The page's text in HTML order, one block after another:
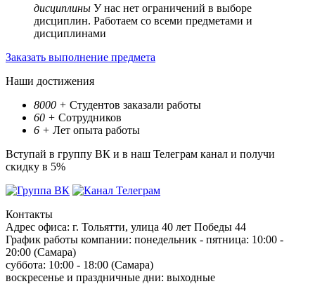
дисциплины У нас нет ограничений в выборе
дисциплин. Работаем со всеми предметами и
дисциплинами
Заказать выполнение предмета
Наши достижения
8000 + Студентов заказали работы
60 + Сотрудников
6 + Лет опыта работы
Вступай в группу ВК и в наш Телеграм канал и получи
скидку в 5%
Контакты
Адрес офиса: г. Тольятти, улица 40 лет Победы 44
График работы компании: понедельник - пятница: 10:00 -
20:00 (Самара)
суббота: 10:00 - 18:00 (Самара)
воскресенье и праздничные дни: выходные